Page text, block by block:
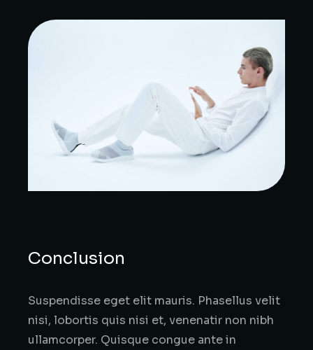
Conclusion
Suspendisse eget elit mauris. Phasellus velit
nisi, lobortis quis nisi et, venenatir non nibh
ullamcorper. Quisque congue ante in